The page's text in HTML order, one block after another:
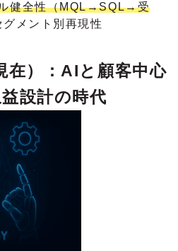
健全性（MQL→SQL→受
メント別再現性
在）：AIと顧客中心
設計の時代